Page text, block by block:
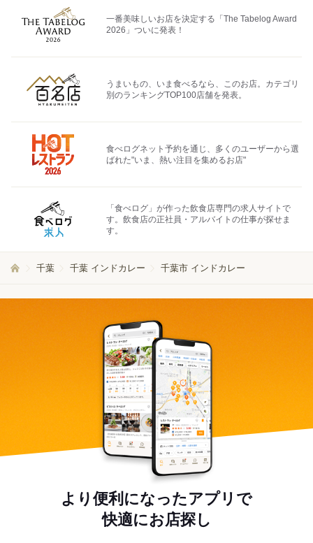
一番美味しいお店を決定する「The Tabelog Award
2026」ついに発表！
うまいもの、いま食べるなら、このお店。カテゴリ
別のランキングTOP100店舗を発表。
食べログネット予約を通じ、多くのユーザーから選
ばれた"いま、熱い注目を集めるお店"
「食べログ」が作った飲食店専門の求人サイトで
す。飲食店の正社員・アルバイトの仕事が探せま
す。
千葉 千葉 インドカレー 千葉市 インドカレー
より便利になったアプリで
快適にお店探し